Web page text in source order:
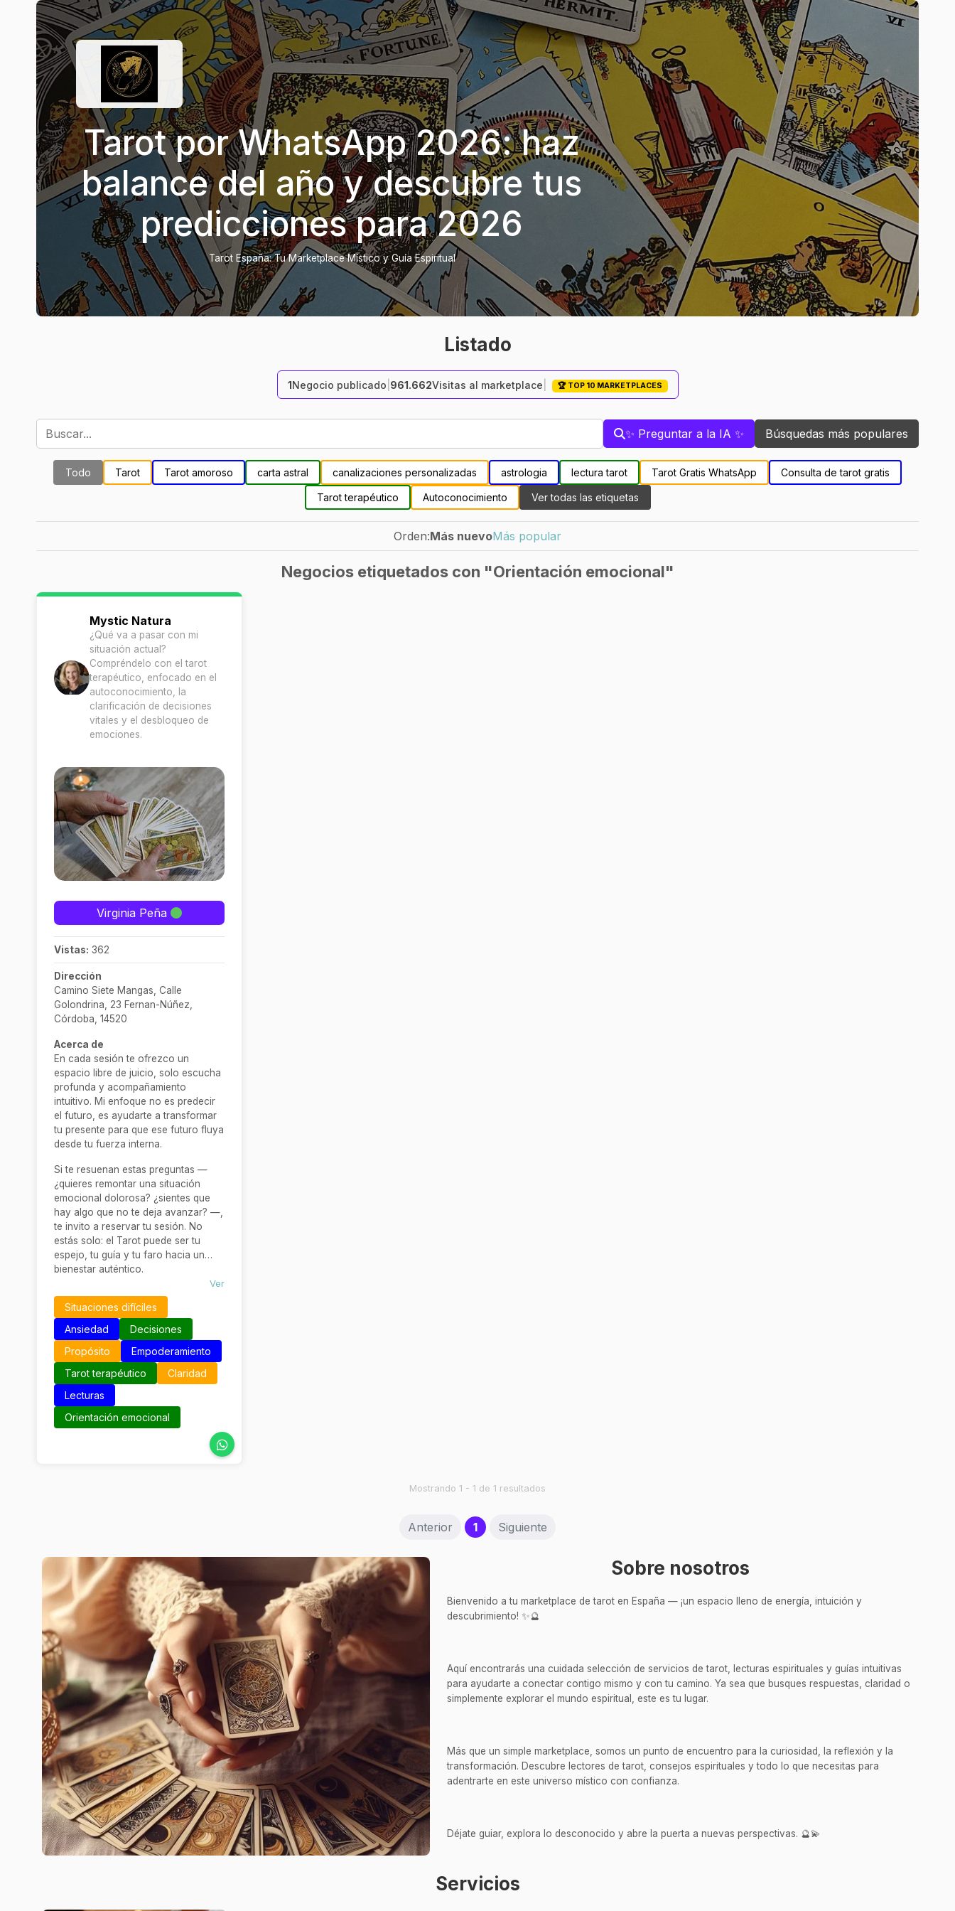
Tarot por WhatsApp 2026: haz
balance del año y descubre tus
predicciones para 2026
Tarot España: Tu Marketplace Místico y Guía Espiritual
Listado
1Negocio publicado 961.662Visitas al marketplace 🏆 TOP 10 MARKETPLACES
✨ Preguntar a la IA ✨ Búsquedas más populares
Todo Tarot Tarot amoroso carta astral canalizaciones personalizadas astrologia lectura tarot Tarot Gratis WhatsApp Consulta de tarot gratis
Tarot terapéutico Autoconocimiento Ver todas las etiquetas
Orden:Más nuevoMás popular
Negocios etiquetados con "Orientación emocional"
Mystic Natura
¿Qué va a pasar con mi
situación actual?
Compréndelo con el tarot
terapéutico, enfocado en el
autoconocimiento, la
clarificación de decisiones
vitales y el desbloqueo de
emociones.
Virginia Peña
Vistas: 362
Dirección
Camino Siete Mangas, Calle
Golondrina, 23 Fernan-Núñez,
Córdoba, 14520
Acerca de
En cada sesión te ofrezco un
espacio libre de juicio, solo escucha
profunda y acompañamiento
intuitivo. Mi enfoque no es predecir
el futuro, es ayudarte a transformar
tu presente para que ese futuro fluya
desde tu fuerza interna.
Si te resuenan estas preguntas —
¿quieres remontar una situación
emocional dolorosa? ¿sientes que
hay algo que no te deja avanzar? —,
te invito a reservar tu sesión. No
estás solo: el Tarot puede ser tu
espejo, tu guía y tu faro hacia un
bienestar auténtico.
Ver
Situaciones difíciles
Ansiedad
Decisiones
Propósito
Empoderamiento
Tarot terapéutico
Claridad
Lecturas
Orientación emocional
Mostrando 1 - 1 de 1 resultados
Anterior 1(current)
Siguiente
Sobre nosotros
Bienvenido a tu marketplace de tarot en España — ¡un espacio lleno de energía, intuición y
descubrimiento! ✨🔮
Aquí encontrarás una cuidada selección de servicios de tarot, lecturas espirituales y guías intuitivas
para ayudarte a conectar contigo mismo y con tu camino. Ya sea que busques respuestas, claridad o
simplemente explorar el mundo espiritual, este es tu lugar.
Más que un simple marketplace, somos un punto de encuentro para la curiosidad, la reflexión y la
transformación. Descubre lectores de tarot, consejos espirituales y todo lo que necesitas para
adentrarte en este universo místico con confianza.
Déjate guiar, explora lo desconocido y abre la puerta a nuevas perspectivas. 🔮💫
Servicios